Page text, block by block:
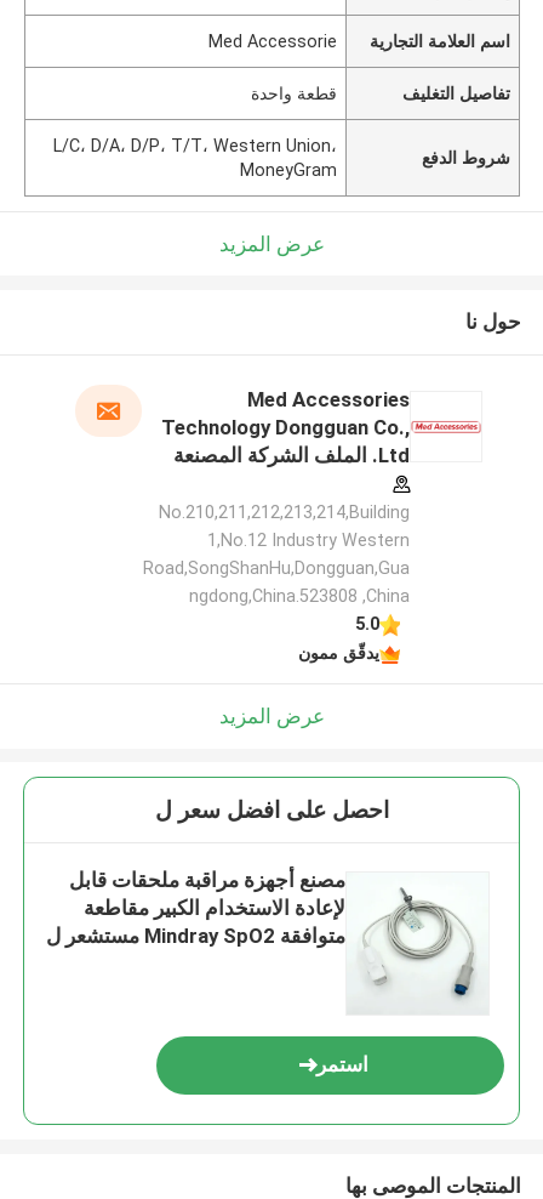
اسم العلامة التجارية Med Accessorie
تفاصيل التغليف قطعة واحدة
شروط الدفع
L/C، D/A، D/P، T/T، Western Union،
MoneyGram
عرض المزيد
حول نا
Med Accessories
Technology Dongguan Co.,
Ltd. الملف الشركة المصنعة
No.210,211,212,213,214,Building
1,No.12 Industry Western
Road,SongShanHu,Dongguan,Gua
ngdong,China.523808 ,China
5.0
يدقّق ممون
عرض المزيد
احصل على افضل سعر ل
مصنع أجهزة مراقبة ملحقات قابل
لإعادة الاستخدام الكبير مقاطعة
متوافقة Mindray SpO2 مستشعر ل
استمر
المنتجات الموصى بها